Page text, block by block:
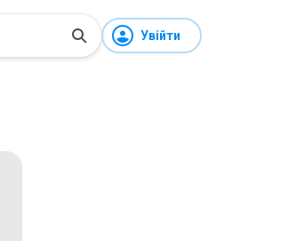
Увійти